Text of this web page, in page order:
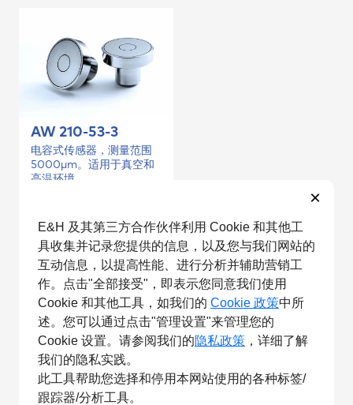
×
E&H 及其第三方合作伙伴利用 Cookie 和其他工
具收集并记录您提供的信息，以及您与我们网站的
互动信息，以提高性能、进行分析并辅助营销工
作。点击"全部接受"，即表示您同意我们使用
Cookie 和其他工具，如我们的 Cookie 政策中所
述。您可以通过点击"管理设置"来管理您的
Cookie 设置。请参阅我们的隐私政策 ，详细了解
我们的隐私实践。
此工具帮助您选择和停用本网站使用的各种标签/
跟踪器/分析工具。
AW 210-53-3
电容式传感器，测量范围
5000µm。适用于真空和
高温环境。